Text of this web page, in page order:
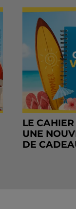
LE
UNE
DE